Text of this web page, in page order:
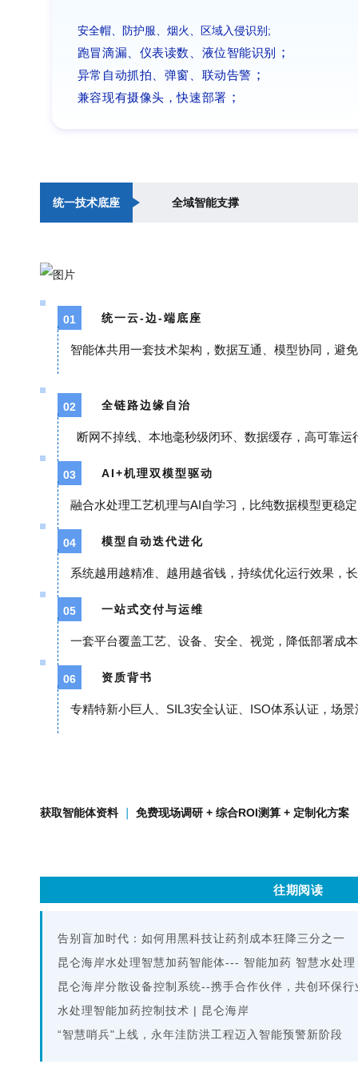
安全帽、防护服、烟火、区域入侵识别;
跑冒滴漏、仪表读数、液位智能识别 ；
异常自动抓拍、弹窗、联动告警 ；
兼容现有摄像头，快速部署 ；
统一技术底座 全域智能支撑
01 统一云-边-端底座
智能体共用一套技术架构，数据互通、模型协同，避
02 全链路边缘自治
断网不掉线、本地毫秒级闭环、数据缓存，高可靠运
03 AI+机理双模型驱动
融合水处理工艺机理与AI自学习，比纯数据模型更稳
04 模型自动迭代进化
系统越用越精准、越用越省钱，持续优化运行效果，
05 一站式交付与运维
一套平台覆盖工艺、设备、安全、视觉，降低部署成
06 资质背书
专精特新小巨人、SIL3安全认证、ISO体系认证，场
获取智能体资料｜ 免费现场调研 + 综合ROI测算 + 定制化方案
往期阅读
告别盲加时代：如何用黑科技让药剂成本狂降三分之一
昆仑海岸水处理智慧加药智能体--- 智能加药 智慧水处理
昆仑海岸分散设备控制系统--携手合作伙伴，共创环保行
水处理智能加药控制技术 | 昆仑海岸
“智慧哨兵"上线，永年洼防洪工程迈入智能预警新阶段